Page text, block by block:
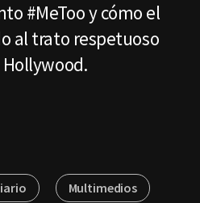
#MeToo y cómo el
al trato respetuoso
Multimedios